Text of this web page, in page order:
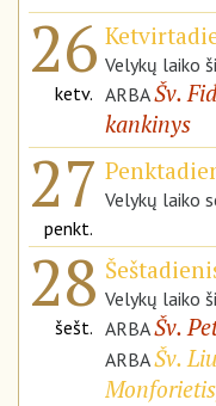
26
ketv.
Velykų laiko
ARBAŠv.
kankinys
27
penkt.
Velykų laiko
28
šešt.
Velykų laiko
ARBAŠv.
ARBAŠv.